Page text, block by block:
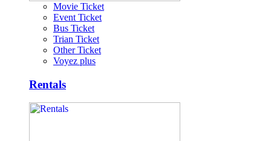
Movie Ticket
Event Ticket
Bus Ticket
Trian Ticket
Other Ticket
Voyez plus
Rentals